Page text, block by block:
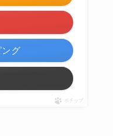
ング
ポチップ